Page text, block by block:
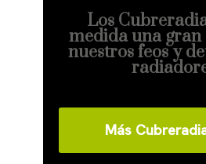
Los
medida una gran
nuestros feos y
Más